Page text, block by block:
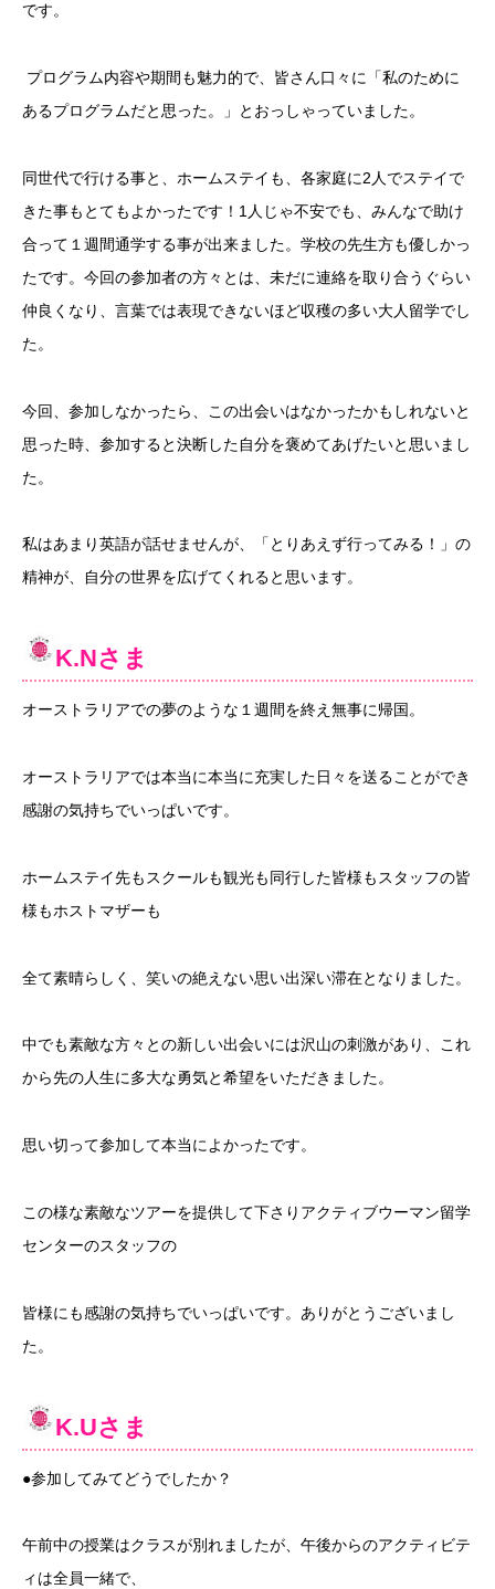
です。
プログラム内容や期間も魅力的で、皆さん口々に「私のために
あるプログラムだと思った。」とおっしゃっていました。
同世代で行ける事と、ホームステイも、各家庭に2 人でステイで
きた事もとてもよかったです！ 1 人じゃ不安でも、みんなで助け
合って１週間通学する事が出来ました。学校の先生方も優しかっ
たです。今回の参加者の方々とは、未だに連絡を取り合うぐらい
仲良くなり、言葉では表現できないほど収穫の多い大人留学でし
た。
今回、参加しなかったら、この出会いはなかったかもしれないと
思った時、参加すると決断した自分を褒めてあげたいと思いまし
た。
私はあまり英語が話せませんが、「とりあえず行ってみる！」の
精神が、自分の世界を広げてくれると思います。
K.Nさま
オーストラリアでの夢のような１週間を終え無事に帰国。
オーストラリアでは本当に本当に充実した日々を送ることができ
感謝の気持ちでいっぱいです。
ホームステイ先もスクールも観光も同行した皆様もスタッフの皆
様もホストマザーも
全て素晴らしく、笑いの絶えない思い出深い滞在となりました。
中でも素敵な方々との新しい出会いには沢山の刺激があり、これ
から先の人生に多大な勇気と希望をいただきました。
思い切って参加して本当によかったです。
この様な素敵なツアーを提供して下さりアクティブウーマン留学
センターのスタッフの
皆様にも感謝の気持ちでいっぱいです。ありがとうございまし
た。
K.Uさま
●参加してみてどうでしたか？
午前中の授業はクラスが別れましたが、午後からのアクティビテ
ィは全員一緒で、